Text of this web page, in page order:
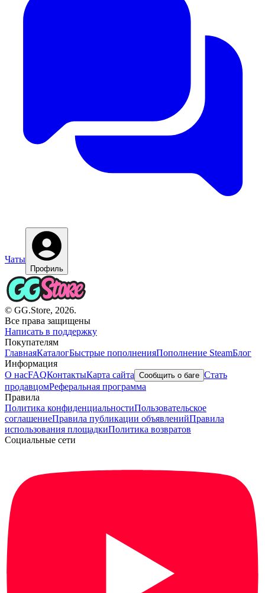
Чаты
Профиль
© GG.Store, 2026.
Все права защищены
Написать в поддержку
Покупателям
ГлавнаяКаталогБыстрые пополненияПополнение SteamБлог
Информация
О насFAQКонтактыКарта сайта Сообщить о баге Стать
продавцомРеферальная программа
Правила
Политика конфиденциальностиПользовательское
соглашениеПравила публикации объявленийПравила
использования площадкиПолитика возвратов
Социальные сети